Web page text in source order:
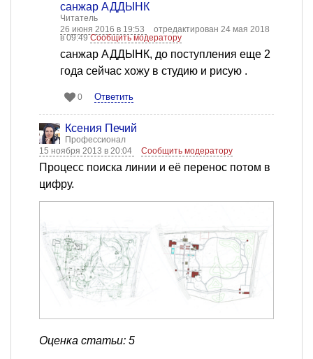
санжар АДДЫНК
Читатель
26 июня 2016 в 19:53
отредактирован 24 мая 2018
в 09:49Сообщить модератору
санжар АДДЫНК, до поступления еще 2
года сейчас хожу в студию и рисую .
0 Ответить
Ксения Печий
Профессионал
15 ноября 2013 в 20:04
Сообщить модератору
Процесс поиска линии и её перенос потом в
цифру.
Оценка статьи: 5